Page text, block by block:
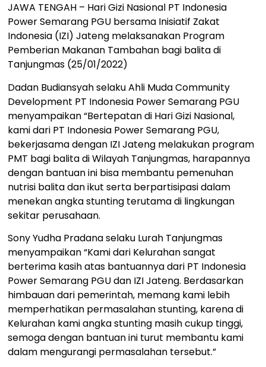
JAWA TENGAH – Hari Gizi Nasional PT Indonesia
Power Semarang PGU bersama Inisiatif Zakat
Indonesia (IZI) Jateng melaksanakan Program
Pemberian Makanan Tambahan bagi balita di
Tanjungmas (25/01/2022)
Dadan Budiansyah selaku Ahli Muda Community
Development PT Indonesia Power Semarang PGU
menyampaikan “Bertepatan di Hari Gizi Nasional,
kami dari PT Indonesia Power Semarang PGU,
bekerjasama dengan IZI Jateng melakukan program
PMT bagi balita di Wilayah Tanjungmas, harapannya
dengan bantuan ini bisa membantu pemenuhan
nutrisi balita dan ikut serta berpartisipasi dalam
menekan angka stunting terutama di lingkungan
sekitar perusahaan.
Sony Yudha Pradana selaku Lurah Tanjungmas
menyampaikan “Kami dari Kelurahan sangat
berterima kasih atas bantuannya dari PT Indonesia
Power Semarang PGU dan IZI Jateng. Berdasarkan
himbauan dari pemerintah, memang kami lebih
memperhatikan permasalahan stunting, karena di
Kelurahan kami angka stunting masih cukup tinggi,
semoga dengan bantuan ini turut membantu kami
dalam mengurangi permasalahan tersebut.”